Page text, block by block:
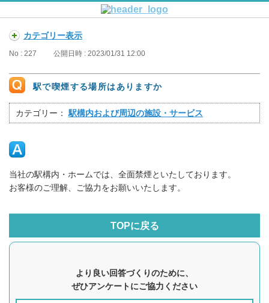
カテゴリー表示
No : 227 公開日時 : 2023/01/31 12:00
駅で喫煙する場所はありますか
カテゴリー： 駅構内および周辺の施設・サービス
当社の駅構内・ホームでは、全面禁煙といたしております。
お客様のご理解、ご協力をお願いいたします。
TOPに戻る
より良い回答づくりのために、
ぜひアンケートにご協力ください